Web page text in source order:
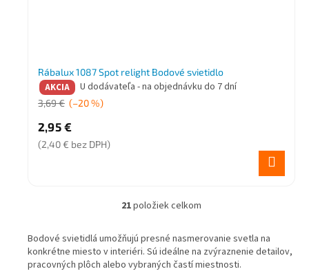
Rábalux 1087 Spot relight Bodové svietidlo
AKCIA U dodávateľa - na objednávku do 7 dní
3,69 € (–20 %)
2,95 €
(2,40 € bez DPH)
O
l
á
d
21položiek celkom
Bodové svietidlá umožňujú presné nasmerovanie svetla na
konkrétne miesto v interiéri. Sú ideálne na zvýraznenie detailov,
pracovných plôch alebo vybraných častí miestnosti.